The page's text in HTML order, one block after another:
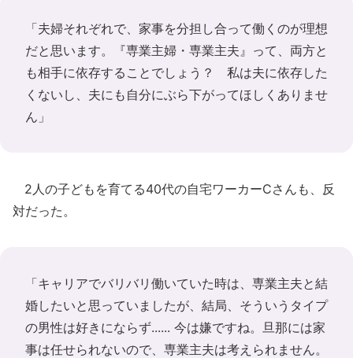
「夫婦それぞれで、家事を分担し合って働くのが理想
だと思います。『専業主婦・専業主夫』って、両方と
も相手に依存することでしょう？ 私は夫に依存した
くないし、夫にも自分にぶら下がってほしくありませ
ん」
2人の子どもを育てる40代の自宅ワーカーCさんも、反
対だった。
「キャリアでバリバリ働いていた時は、専業主夫と結
婚したいと思っていましたが、結局、そういうタイプ
の男性は好きにならず...... 今は嫌ですね。旦那には家
事は任せられないので、専業主夫は考えられません。